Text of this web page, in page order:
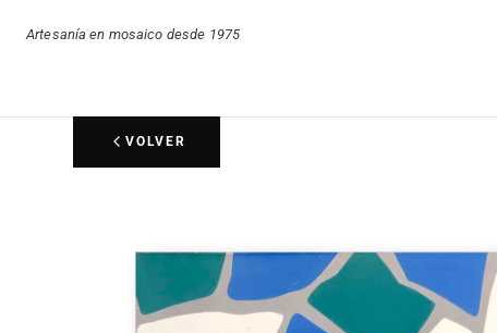
Artesanía en mosaico desde 1975
VOLVER